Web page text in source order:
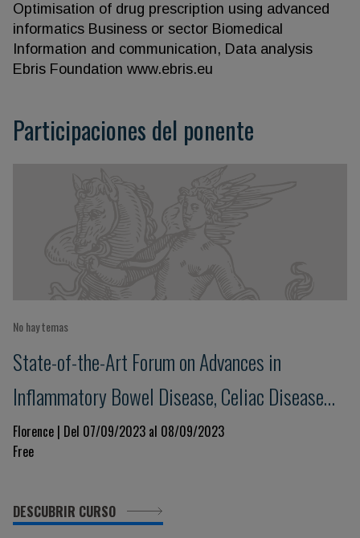
Optimisation of drug prescription using advanced
informatics Business or sector Biomedical
Information and communication, Data analysis
Ebris Foundation www.ebris.eu
Participaciones del ponente
No hay temas
State-of-the-Art Forum on Advances in
Inflammatory Bowel Disease, Celiac Disease
and Food Allergies
Florence | Del 07/09/2023 al 08/09/2023
Free
DESCUBRIR CURSO